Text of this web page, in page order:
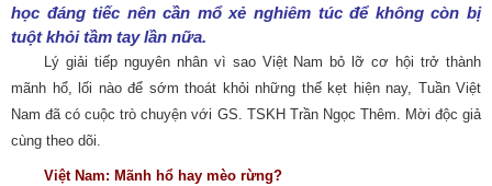
học đáng tiếc nên cần mổ xẻ nghiêm túc để không còn bị
tuột khỏi tầm tay lần nữa.
Lý giải tiếp nguyên nhân vì sao Việt Nam bỏ lỡ cơ hội trở thành
mãnh hổ, lối nào để sớm thoát khỏi những thế kẹt hiện nay, Tuần Việt
Nam đã có cuộc trò chuyện với GS. TSKH Trần Ngọc Thêm. Mời độc giả
cùng theo dõi.
Việt Nam: Mãnh hổ hay mèo rừng?